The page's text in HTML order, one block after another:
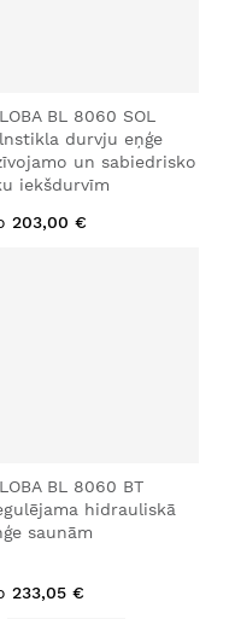
BL 8060 SOL
durvju eņģe
un sabiedrisko
iekšdurvīm
203,00 €
BL 8060 BT
hidrauliskā
saunām
233,05 €